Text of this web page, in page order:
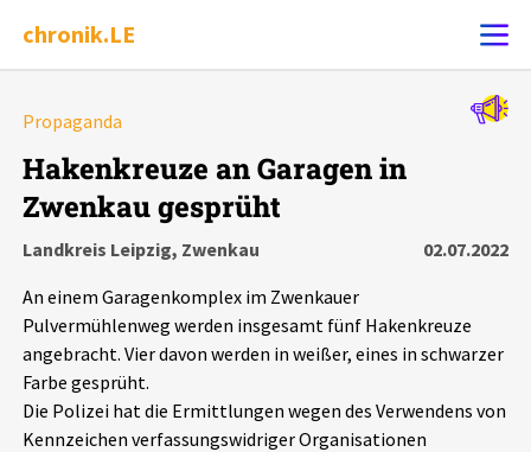
chronik.LE
Chronik
Leipziger Zustände
Schlaglichter
Propaganda
Hakenkreuze an Garagen in
Zwenkau gesprüht
Landkreis Leipzig, Zwenkau
02.07.2022
An einem Garagenkomplex im Zwenkauer
Pulvermühlenweg werden insgesamt fünf Hakenkreuze
angebracht. Vier davon werden in weißer, eines in schwarzer
Farbe gesprüht.
Die Polizei hat die Ermittlungen wegen des Verwendens von
Kennzeichen verfassungswidriger Organisationen
Alle Ereignisse
Ereignisse
Ereignisse Statistik